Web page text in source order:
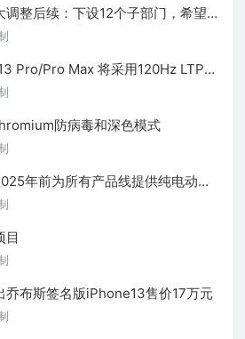
整后续：下设12个子部门，希望提
Pro/Pro Max 将采用120Hz LTPO
防病毒和深色模式
年前为所有产品线提供纯电动版
目
乔布斯签名版iPhone13售价17万元